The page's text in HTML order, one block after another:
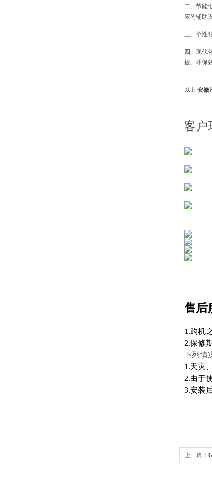
二、节能:
应的辅助
三、个性
四、现代
捷、环保
以上 安徽
客户
售后
1.购机
2.保修
下列情
1.天灾
2.由于
3.安装
上一篇：